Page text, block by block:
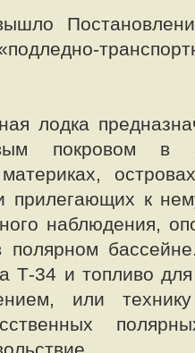
лодка
покровом в
прилегающих к
наблюдения,
полярном
Т-34 и топливо
или